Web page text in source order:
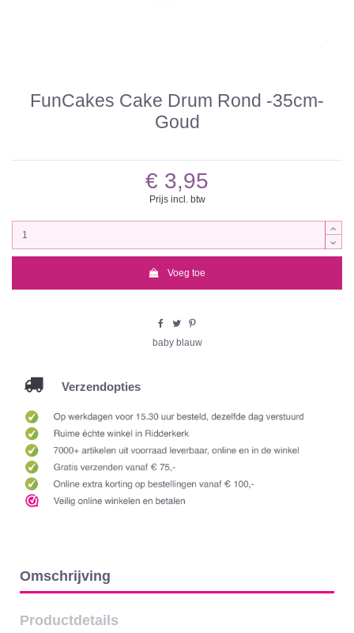
FunCakes Cake Drum Rond -35cm-
Goud
€ 3,95
Prijs incl. btw
Voeg toe
baby blauw
Verzendopties
Omschrijving
Productdetails